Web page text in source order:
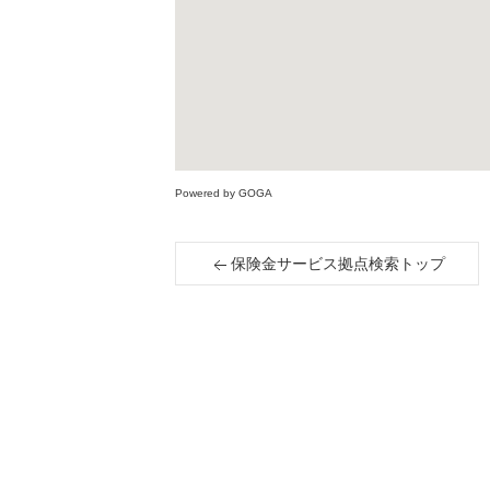
Powered by GOGA
保険金サービス拠点検索トップ